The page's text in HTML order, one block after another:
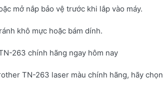
mở nắp bảo vệ trước khi lắp vào máy.
khô mực hoặc bám dính.
263 chính hãng ngay hôm nay
TN-263 laser màu chính hãng, hãy chọn